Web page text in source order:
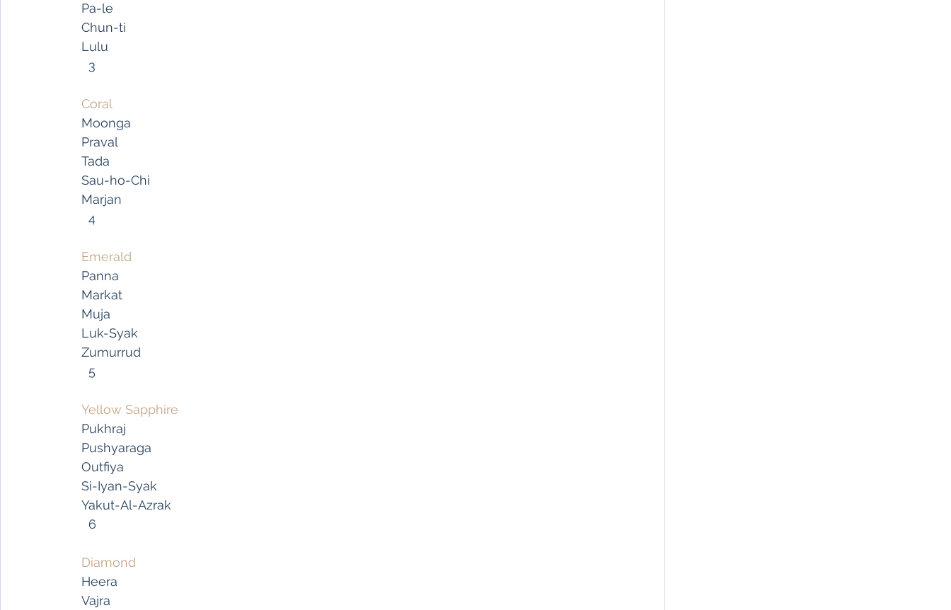
   Pa-le
   Chun-ti
   Lulu
     3
Coral
   Moonga
   Praval
   Tada
   Sau-ho-Chi
   Marjan
     4
Emerald
   Panna
   Markat
   Muja
   Luk-Syak
   Zumurrud
     5
Yellow Sapphire
   Pukhraj
   Pushyaraga
   Outfiya
   Si-Iyan-Syak
   Yakut-Al-Azrak
     6
Diamond
   Heera
   Vajra